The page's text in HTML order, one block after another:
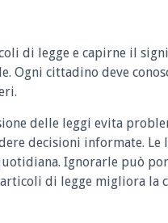
di legge e capirne il
Ogni cittadino deve
delle leggi evita
decisioni informate. Le
Ignorarle può
di legge migliora la